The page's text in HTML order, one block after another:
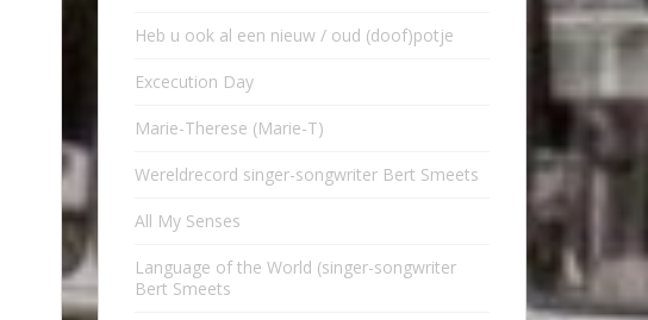
Heb u ook al een nieuw / oud (doof)potje
Excecution Day
Marie-Therese (Marie-T)
Wereldrecord singer-songwriter Bert Smeets
All My Senses
Language of the World (singer-songwriter
Bert Smeets